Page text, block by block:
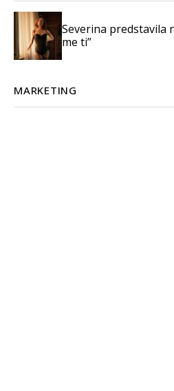
Severina predstavila
me ti”
MARKETING